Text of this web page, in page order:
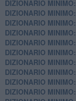
DIZIONARIO
DIZIONARIO
DIZIONARIO
DIZIONARIO
DIZIONARIO
DIZIONARIO
DIZIONARIO
DIZIONARIO
DIZIONARIO
DIZIONARIO